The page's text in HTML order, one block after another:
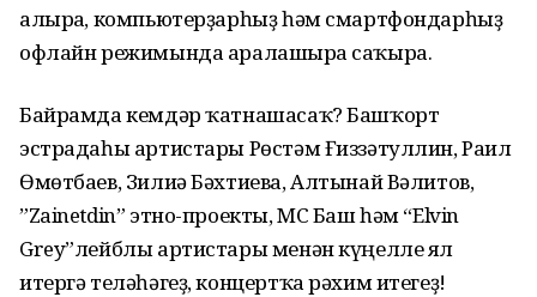
алырға, компьютерҙарһыҙ һәм смартфондарһыҙ
офлайн режимында аралашырға саҡыра.
Байрамда кемдәр ҡатнашасаҡ? Башҡорт
эстрадаһы артистары Рөстәм Ғиззәтуллин, Раил
Өмөтбаев, Зилиә Бәхтиева, Алтынай Вәлитов,
”Zainetdin” этно-проекты, МС Баш һәм “Elvin
Grey”лейблы артистары менән күңелле ял
итергә теләһәгеҙ, концертҡа рәхим итегеҙ!